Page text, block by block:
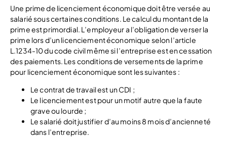
Une prime de licenciement économique doit être versée au
salarié sous certaines conditions. Le calcul du montant de la
prime est primordial. L’employeur a l’obligation de verser la
prime lors d’un licenciement économique selon l’article
L.1234-10 du code civil même si l’entreprise est en cessation
des paiements. Les conditions de versements de la prime
pour licenciement économique sont les suivantes :
Le contrat de travail est un CDI ;
Le licenciement est pour un motif autre que la faute
grave ou lourde ;
Le salarié doit justifier d’au moins 8 mois d’ancienneté
dans l’entreprise.